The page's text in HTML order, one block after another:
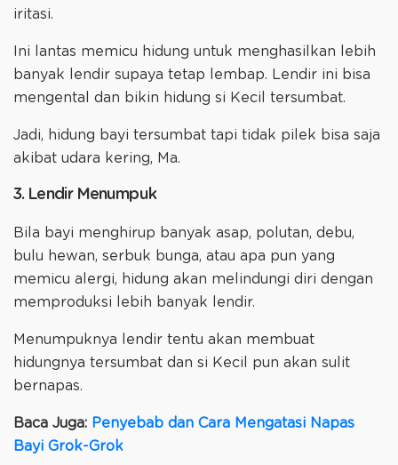
iritasi.
Ini lantas memicu hidung untuk menghasilkan lebih
banyak lendir supaya tetap lembap. Lendir ini bisa
mengental dan bikin hidung si Kecil tersumbat.
Jadi, hidung bayi tersumbat tapi tidak pilek bisa saja
akibat udara kering, Ma.
3. Lendir Menumpuk
Bila bayi menghirup banyak asap, polutan, debu,
bulu hewan, serbuk bunga, atau apa pun yang
memicu alergi, hidung akan melindungi diri dengan
memproduksi lebih banyak lendir.
Menumpuknya lendir tentu akan membuat
hidungnya tersumbat dan si Kecil pun akan sulit
bernapas.
Baca Juga: Penyebab dan Cara Mengatasi Napas
Bayi Grok-Grok